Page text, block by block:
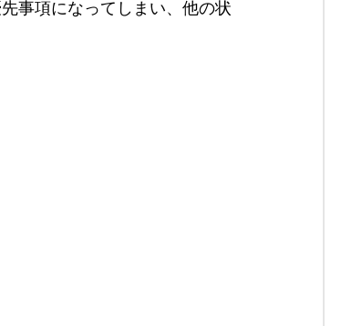
事項になってしまい、他の状